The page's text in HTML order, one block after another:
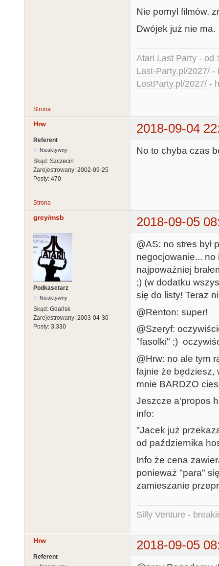
Nie pomyl filmów,
Dwójek już nie ma.
Atari Last Party - od
Last-Party.pl/2027/ -
LostParty.pl/2027/ -
Strona
Hrw 2018-09-04
Referent
Nieaktywny
Skąd: Szczecin
Zarejestrowany: 2002-09-25
Posty: 470
No to chyba czas
Strona
grey/msb 2018-09-05
Podkasetarz
Nieaktywny
Skąd: Gdańsk
Zarejestrowany: 2003-04-30
Posty: 3,330
@AS: no stres był
negocjowanie... no
najpoważniej
;) (w dodatku
się do listy! Teraz
@Renton: super!
@Szeryf:
"fasolki" ;)
@Hrw: no ale tym
fajnie że będziesz,
mnie BARDZO
Jeszcze a'propos
info:
"Jacek już
od października
Info że cena
ponieważ "para"
zamieszanie
Silly Venture -
Hrw 2018-09-05
Referent